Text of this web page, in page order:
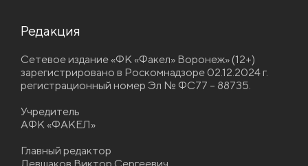
Редакция
Сетевое издание «ФК «Факел» Воронеж» (12+)
зарегистрировано в Роскомнадзоре 02.12.2024 г.
регистрационный номер Эл № ФС77 – 88735.
Учредитель
АФК «ФАКЕЛ»
Главный редактор